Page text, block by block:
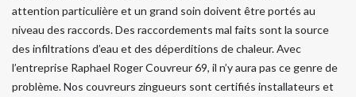
attention particulière et un grand soin doivent être portés au
niveau des raccords. Des raccordements mal faits sont la source
des infiltrations d’eau et des déperditions de chaleur. Avec
l’entreprise Raphael Roger Couvreur 69, il n’y aura pas ce genre de
problème. Nos couvreurs zingueurs sont certifiés installateurs et